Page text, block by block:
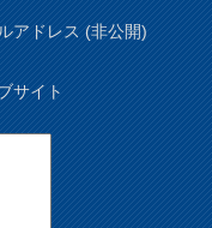
アドレス (非公開)
サイト